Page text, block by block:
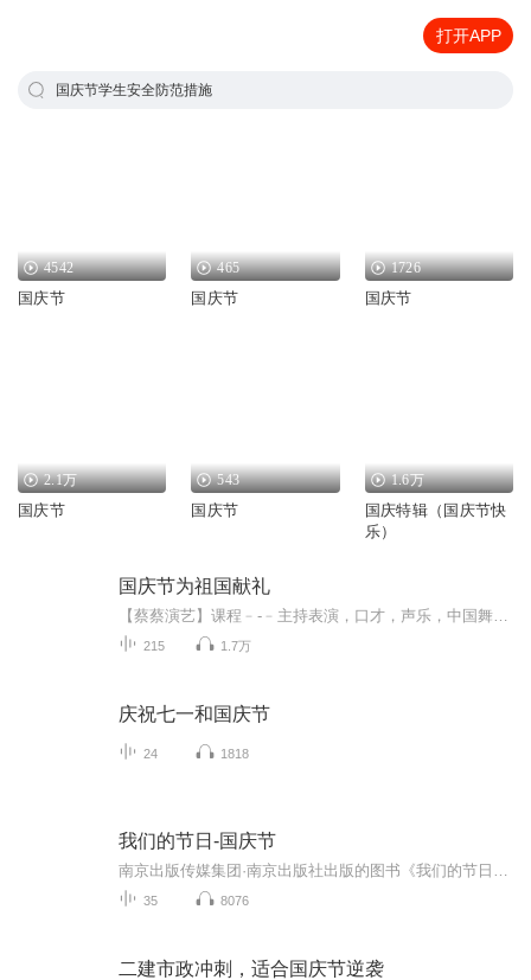
打开APP
国庆节学生安全防范措施
4542
国庆节
465
国庆节
1726
国庆节
2.1万
国庆节
543
国庆节
1.6万
国庆特辑（国庆节快
乐）
国庆节为祖国献礼
215 1.7万
庆祝七一和国庆节
24 1818
我们的节日-国庆节
35 8076
二建市政冲刺，适合国庆节逆袭